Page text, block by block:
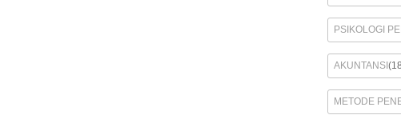
PSIKOLOGI
AKUNTANSI
METODE